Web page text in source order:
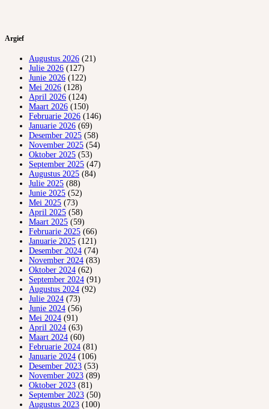
Argief
Augustus 2026 (21)
Julie 2026 (127)
Junie 2026 (122)
Mei 2026 (128)
April 2026 (124)
Maart 2026 (150)
Februarie 2026 (146)
Januarie 2026 (69)
Desember 2025 (58)
November 2025 (54)
Oktober 2025 (53)
September 2025 (47)
Augustus 2025 (84)
Julie 2025 (88)
Junie 2025 (52)
Mei 2025 (73)
April 2025 (58)
Maart 2025 (59)
Februarie 2025 (66)
Januarie 2025 (121)
Desember 2024 (74)
November 2024 (83)
Oktober 2024 (62)
September 2024 (91)
Augustus 2024 (92)
Julie 2024 (73)
Junie 2024 (56)
Mei 2024 (91)
April 2024 (63)
Maart 2024 (60)
Februarie 2024 (81)
Januarie 2024 (106)
Desember 2023 (53)
November 2023 (89)
Oktober 2023 (81)
September 2023 (50)
Augustus 2023 (100)